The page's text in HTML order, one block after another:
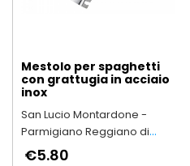
Mestolo per spaghetti
con grattugia in acciaio
inox
San Lucio Montardone -
Parmigiano Reggiano di
Montagna
€5.80